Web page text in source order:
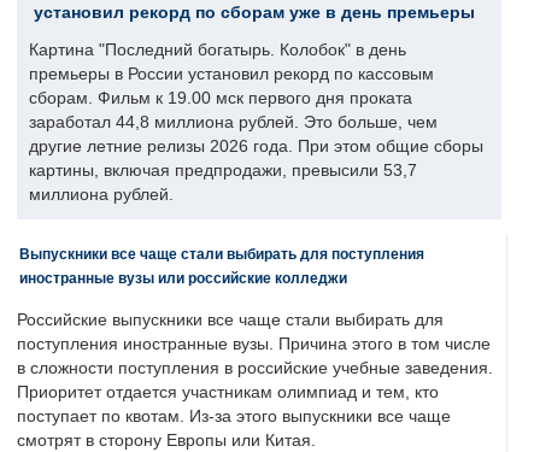
установил рекорд по сборам уже в день премьеры
Картина "Последний богатырь. Колобок" в день
премьеры в России установил рекорд по кассовым
сборам. Фильм к 19.00 мск первого дня проката
заработал 44,8 миллиона рублей. Это больше, чем
другие летние релизы 2026 года. При этом общие сборы
картины, включая предпродажи, превысили 53,7
миллиона рублей.
Выпускники все чаще стали выбирать для поступления
иностранные вузы или российские колледжи
Российские выпускники все чаще стали выбирать для
поступления иностранные вузы. Причина этого в том числе
в сложности поступления в российские учебные заведения.
Приоритет отдается участникам олимпиад и тем, кто
поступает по квотам. Из-за этого выпускники все чаще
смотрят в сторону Европы или Китая.